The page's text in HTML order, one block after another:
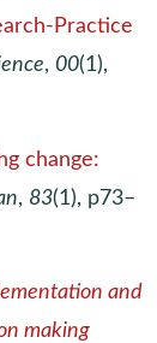
Practice
, 00(1),
change:
, 83(1), p73–
and
making